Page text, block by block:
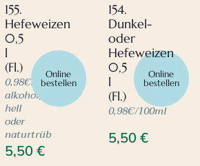
155.
Hefeweizen
0,5
l
(Fl.)
5,50€
0,98€/100ml,
alkoholfrei,
hell
oder
naturtrüb
Online
bestellen
154.
Dunkel-
oder
Hefeweizen
0,5
l
(Fl.)
5,50 €
0,98€/100ml
Online
bestellen